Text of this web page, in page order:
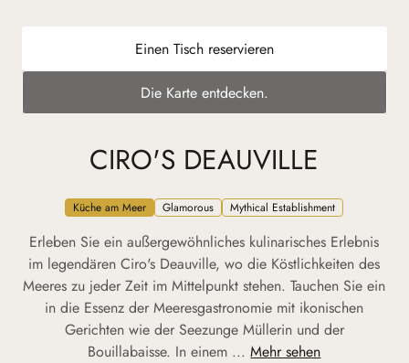
Einen Tisch reservieren
Die Karte entdecken.
CIRO'S DEAUVILLE
Küche am Meer Glamorous Mythical Establishment
Erleben Sie ein außergewöhnliches kulinarisches Erlebnis
im legendären Ciro's Deauville, wo die Köstlichkeiten des
Meeres zu jeder Zeit im Mittelpunkt stehen. Tauchen Sie ein
in die Essenz der Meeresgastronomie mit ikonischen
Gerichten wie der Seezunge Müllerin und der
Bouillabaisse. In einem ... Mehr sehen